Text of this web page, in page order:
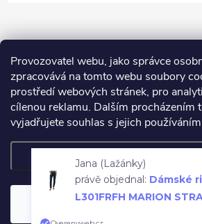
Provozovatel webu, jako správce
zpracovává na tomto webu soubory
prostředí webových stránek, pro
cílenou reklamu. Dalším procházením
vyjadřujete souhlas s jejich
Nastavení
Souhlasím
Copyright 2026 Jeans-Shop.cz
nastavení cookies
Jana (Lažánky)
právě objednal: Dámské
L301FRFH MARION